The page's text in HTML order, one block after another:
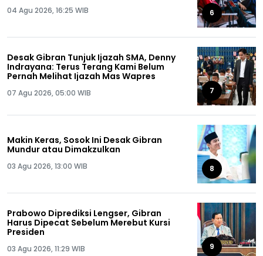
04 Agu 2026, 16:25 WIB 6
Desak Gibran Tunjuk Ijazah SMA, Denny
Indrayana: Terus Terang Kami Belum
Pernah Melihat Ijazah Mas Wapres
07 Agu 2026, 05:00 WIB 7
Makin Keras, Sosok Ini Desak Gibran
Mundur atau Dimakzulkan
03 Agu 2026, 13:00 WIB 8
Prabowo Diprediksi Lengser, Gibran
Harus Dipecat Sebelum Merebut Kursi
Presiden
03 Agu 2026, 11:29 WIB 9